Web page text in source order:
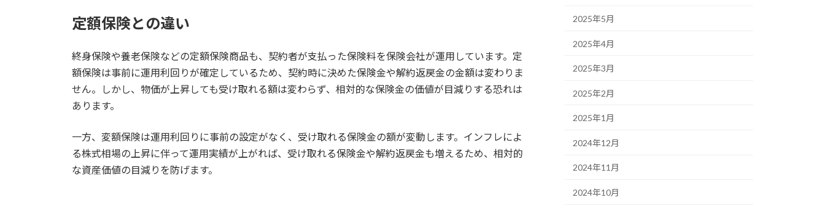
定額保険との違い
終身保険や養老保険などの定額保険商品も、契約者が支払った保険料を保険会社が運用しています。定
額保険は事前に運用利回りが確定しているため、契約時に決めた保険金や解約返戻金の金額は変わりま
せん。しかし、物価が上昇しても受け取れる額は変わらず、相対的な保険金の価値が目減りする恐れは
あります。
一方、変額保険は運用利回りに事前の設定がなく、受け取れる保険金の額が変動します。インフレによ
る株式相場の上昇に伴って運用実績が上がれば、受け取れる保険金や解約返戻金も増えるため、相対的
な資産価値の目減りを防げます。
2025年5月
2025年4月
2025年3月
2025年2月
2025年1月
2024年12月
2024年11月
2024年10月